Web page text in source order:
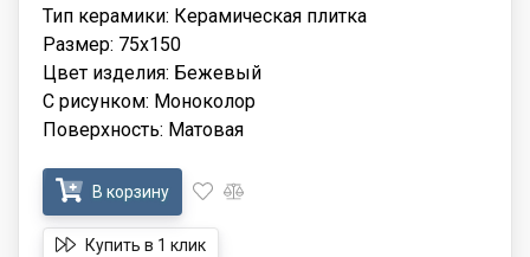
Тип керамики: Керамическая плитка
Размер: 75x150
Цвет изделия: Бежевый
С рисунком: Моноколор
Поверхность: Матовая
В корзину
Купить в 1 клик